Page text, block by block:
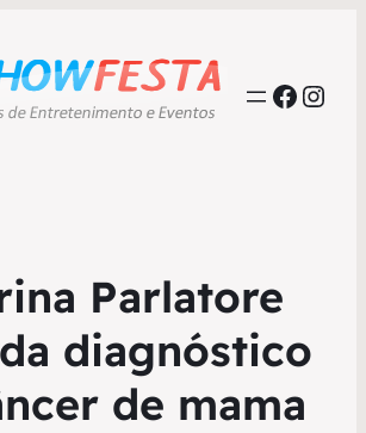
Parlatore
diagnóstico
de mama